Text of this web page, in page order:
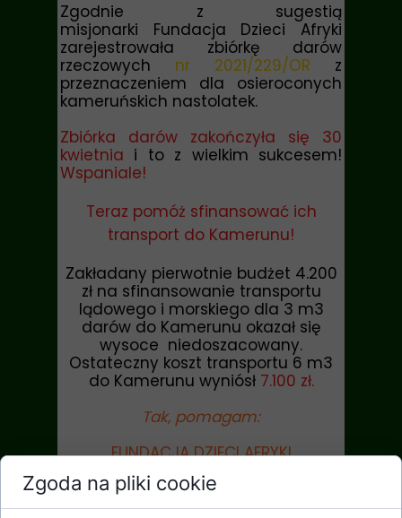
Zgodnie z sugestią
misjonarki Fundacja Dzieci Afryki
zarejestrowała zbiórkę darów
rzeczowych nr 2021/229/OR z
przeznaczeniem dla osieroconych
kameruńskich nastolatek.
Zbiórka darów zakończyła się 30
kwietnia i to z wielkim sukcesem!
Wspaniale!
Teraz pomóż sfinansować ich
transport do Kamerunu!
Zakładany pierwotnie budżet 4.200
zł na sfinansowanie transportu
lądowego i morskiego dla 3 m3
darów do Kamerunu okazał się
wysoce niedoszacowany.
Ostateczny koszt transportu 6 m3
do Kamerunu wyniósł 7.100 zł.
Tak, pomagam:
FUNDACJA DZIECI AFRYKI
al. Zjednoczenia 13, 01-829
Warszawa
09 1140 2004 0000 3902 8070 7963
Zgoda na pliki cookie